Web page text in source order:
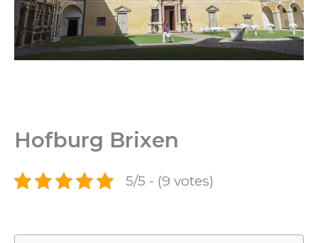
Hofburg Brixen
5/5 - (9 votes)